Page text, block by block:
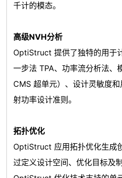
千计的模态。
高级NVH分析
OptiStruct 提供了独特的用于
一步法 TPA、功率流分析法、
CMS 超单元）、设计灵敏度
射功率设计准则。
拓扑优化
OptiStruct 应用拓扑优化生成
过定义设计空间、优化目标及